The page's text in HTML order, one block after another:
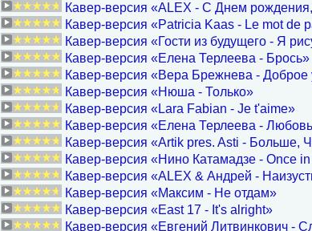
Кавер-версия «ALEX - С Днем
Кавер-версия «Patricia Kaas - Le mot de
Кавер-версия «Гости из будущего - Я
Кавер-версия «Елена Терлеева - Брось»
Кавер-версия «Вера Брежнева - Доброе
Кавер-версия «Нюша - Только»
Кавер-версия «Lara Fabian - Je t'aime»
Кавер-версия «Елена Терлеева -
Кавер-версия «Artik pres. Asti - Больше,
Кавер-версия «Нино Катамадзе - Once
Кавер-версия «ALEX & Андрей -
Кавер-версия «Максим - Не отдам»
Кавер-версия «East 17 - It's alright»
Кавер-версия «Евгений Литвинкович -